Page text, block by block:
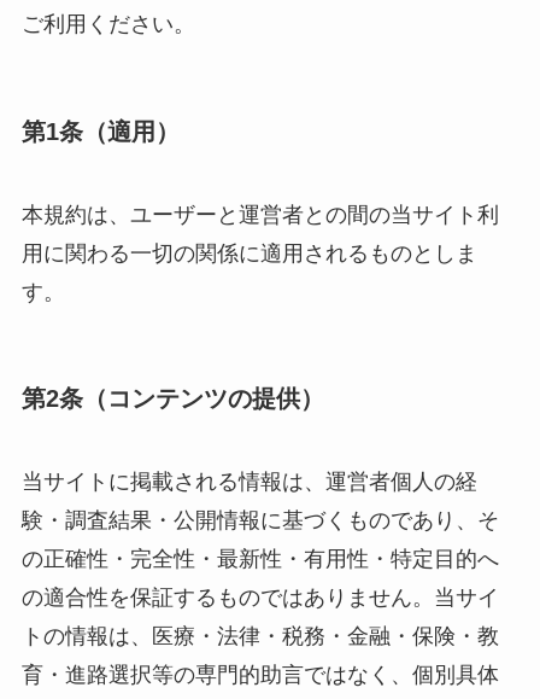
ご利用ください。
第1条（適用）
本規約は、ユーザーと運営者との間の当サイト利
用に関わる一切の関係に適用されるものとしま
す。
第2条（コンテンツの提供）
当サイトに掲載される情報は、運営者個人の経
験・調査結果・公開情報に基づくものであり、そ
の正確性・完全性・最新性・有用性・特定目的へ
の適合性を保証するものではありません。当サイ
トの情報は、医療・法律・税務・金融・保険・教
育・進路選択等の専門的助言ではなく、個別具体